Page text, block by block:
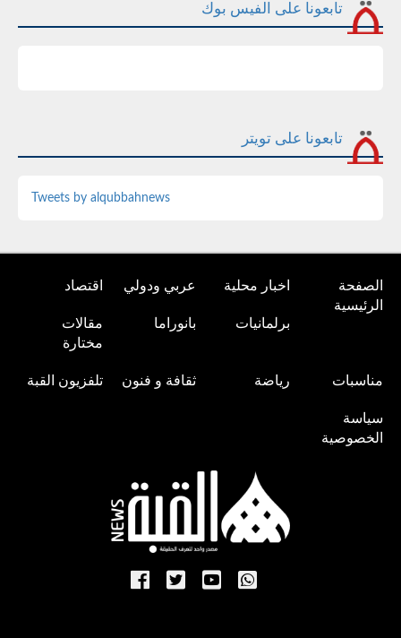
تابعونا على الفيس بوك
تابعونا على تويتر
Tweets by alqubbahnews
الصفحة
الرئيسية
اخبار محلية عربي ودولي اقتصاد
برلمانيات بانوراما
مقالات
مختارة
مناسبات رياضة ثقافة و فنون تلفزيون القبة
سياسة
الخصوصية